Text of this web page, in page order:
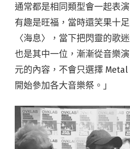
通常都是相同類型會一起表
有趣是旺福，當時還笑果十
〈海息〉，當下把閃靈的歌
也是其中一位，漸漸從音樂
元的內容，不會只選擇
開始參加各大音樂祭。」